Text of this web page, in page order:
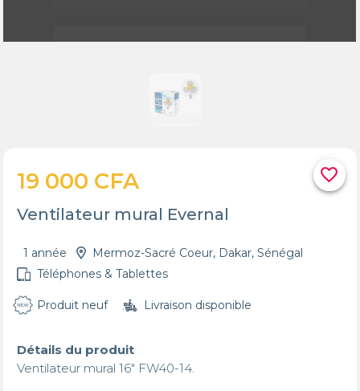
favorite_border
19 000 CFA
Ventilateur mural Evernal
1 année
Mermoz-Sacré Coeur, Dakar, Sénégal
Téléphones & Tablettes
Produit neuf Livraison disponible
Détails du produit
Ventilateur mural 16" FW40-14.